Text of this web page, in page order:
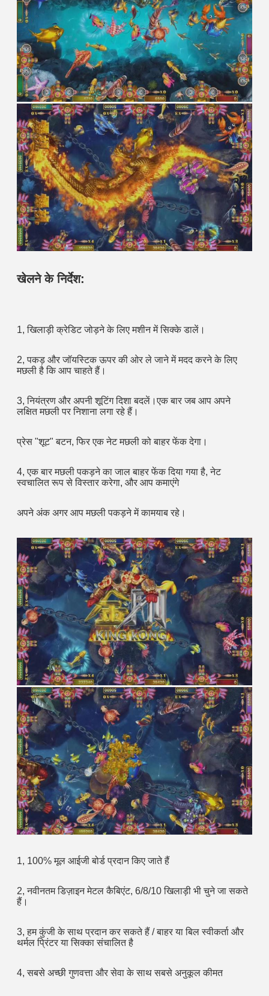
खेलने के निर्देश:
1, खिलाड़ी क्रेडिट जोड़ने के लिए मशीन में सिक्के डालें।
2, पकड़ और जॉयस्टिक ऊपर की ओर ले जाने में मदद करने के लिए
मछली है कि आप चाहते हैं।
3, नियंत्रण और अपनी शूटिंग दिशा बदलें।एक बार जब आप अपने
लक्षित मछली पर निशाना लगा रहे हैं।
प्रेस "शूट" बटन, फिर एक नेट मछली को बाहर फेंक देगा।
4, एक बार मछली पकड़ने का जाल बाहर फेंक दिया गया है, नेट
स्वचालित रूप से विस्तार करेगा, और आप कमाएंगे
अपने अंक अगर आप मछली पकड़ने में कामयाब रहे।
1, 100% मूल आईजी बोर्ड प्रदान किए जाते हैं
2, नवीनतम डिज़ाइन मेटल कैबिएंट, 6/8/10 खिलाड़ी भी चुने जा सकते
हैं।
3, हम कुंजी के साथ प्रदान कर सकते हैं / बाहर या बिल स्वीकर्ता और
थर्मल प्रिंटर या सिक्का संचालित है
4, सबसे अच्छी गुणवत्ता और सेवा के साथ सबसे अनुकूल कीमत